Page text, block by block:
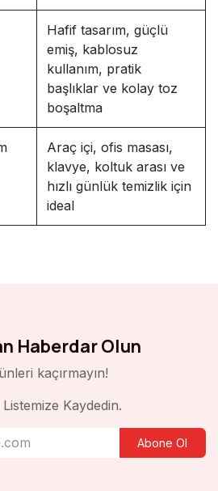
Hafif tasarım, güçlü
emiş, kablosuz
kullanım, pratik
başlıklar ve kolay toz
boşaltma
Araç içi, ofis masası,
klavye, koltuk arası ve
hızlı günlük temizlik için
ideal
Haberdar Olun
kaçırmayın!
Kaydedin.
Abone Ol